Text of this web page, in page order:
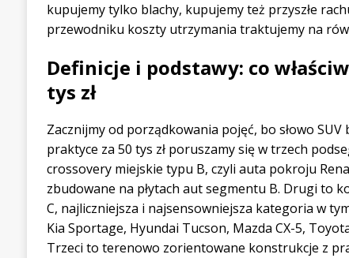
kupujemy tylko blachy, kupujemy też przyszłe
przewodniku koszty utrzymania traktujemy na
Definicje i podstawy: co
tys zł
Zacznijmy od porządkowania pojęć, bo słowo SUV
praktyce za 50 tys zł poruszamy się w trzech
crossovery miejskie typu B, czyli auta pokroju
zbudowane na płytach aut segmentu B. Drugi to
C, najliczniejsza i najsensowniejsza kategoria w
Kia Sportage, Hyundai Tucson, Mazda CX-5,
Trzeci to terenowo zorientowane konstrukcje z